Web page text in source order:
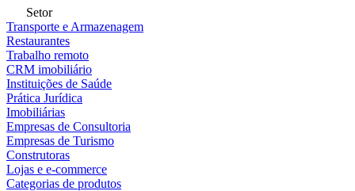
Setor
Transporte e Armazenagem
Restaurantes
Trabalho remoto
CRM imobiliário
Instituições de Saúde
Prática Jurídica
Imobiliárias
Empresas de Consultoria
Empresas de Turismo
Construtoras
Lojas e e-commerce
Categorias de produtos